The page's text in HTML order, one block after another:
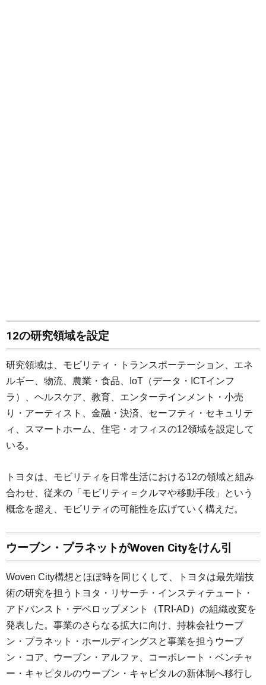
12の研究領域を設定
研究領域は、モビリティ・トランスポーテーション、エネ
ルギー、物流、農業・食品、IoT（データ・ICTインフ
ラ）、ヘルスケア、教育、エンターテインメント・小売
り・アーティスト、金融・決済、セーフティ・セキュリテ
ィ、スマートホーム、住宅・オフィスの12領域を設定して
いる。
トヨタは、モビリティを日常生活における12の領域と組み
合わせ、従来の「モビリティ＝クルマや移動手段」という
概念を超え、モビリティの可能性を広げていく構えだ。
ウーブン・プラネットがWoven Cityをけん引
Woven City構想とほぼ時を同じくして、トヨタは最先端技
術の研究を担うトヨタ・リサーチ・インスティテュート・
アドバンスト・デベロップメント（TRI-AD）の組織改変を
発表した。事業のさらなる拡大に向け、持株会社ウーブ
ン・プラネット・ホールディングスと事業を担うウーブ
ン・コア、ウーブン・アルファ、コーポレート・ベンチャ
ー・キャピタルのウーブン・キャピタルの新体制へ移行し